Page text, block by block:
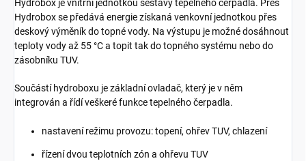
Hydrobox je vnitřní jednotkou sestavy tepelného čerpadla. Přes
Hydrobox se předává energie získaná venkovní jednotkou přes
deskový výměník do topné vody. Na výstupu je možné dosáhnout
teploty vody až 55 °C a topit tak do topného systému nebo do
zásobníku TUV.
Součástí hydroboxu je základní ovladač, který je v něm
integrován a řídí veškeré funkce tepelného čerpadla.
nastavení režimu provozu: topení, ohřev TUV, chlazení
řízení dvou teplotních zón a ohřevu TUV